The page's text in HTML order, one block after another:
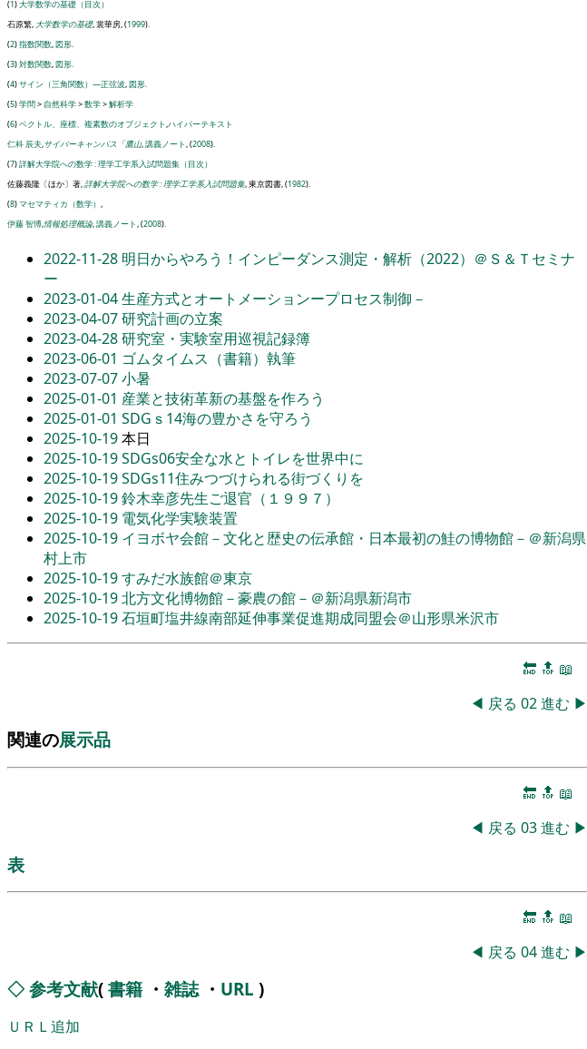
(1)大学数学の基礎（目次）
石原繁, 大学数学の基礎, 裳華房, (1999).
(2)指数関数,図形
(3)対数関数,図形
(4)サイン（三角関数）―正弦波,図形
(5)学問> 自然科学>数学>解析学
(6)ベクトル、座標、複素数のオブジェクト ,ハイパーテキスト
仁科 辰夫,サイバーキャンパス「鷹山,講義ノート , (2008).
(7)詳解大学院への数学 : 理学工学系入試問題集（目次）
佐藤義隆〔ほか〕著,詳解大学院への数学 : 理学工学系入試問題集, 東京図書, (1982).
(8)マセマティカ（数学） ,
伊藤 智博,情報処理概論,講義ノート , (2008).
2022-11-28 明日からやろう！インピーダンス測定・解析（2022）＠Ｓ＆Ｔセミナ
ー
2023-01-04生産方式とオートメーションープロセス制御－
2023-04-07研究計画の立案
2023-04-28研究室・実験室用巡視記録簿
2023-06-01 ゴムタイムス（書籍）執筆
2023-07-07小暑
2025-01-01 産業と技術革新の基盤を作ろう
2025-01-01 SDGｓ14海の豊かさを守ろう
2025-10-19本日
2025-10-19SDGs06安全な水とトイレを世界中に
2025-10-19SDGs11住みつづけられる街づくりを
2025-10-19鈴木幸彦先生ご退官（１９９７）
2025-10-19 電気化学実験装置
2025-10-19 イヨボヤ会館－文化と歴史の伝承館・日本最初の鮭の博物館－＠新潟県
村上市
2025-10-19すみだ水族館＠東京
2025-10-19北方文化博物館－豪農の館－＠新潟県新潟市
2025-10-19石垣町塩井線南部延伸事業促進期成同盟会＠山形県米沢市
🔚 🔝 📖
◀ 戻る 02進む ▶
関連の展示品
🔚 🔝 📖
◀ 戻る 03進む ▶
表
🔚 🔝 📖
◀ 戻る 04進む ▶
◇ 参考文献( 書籍 ・ 雑誌・ URL )
ＵＲＬ追加